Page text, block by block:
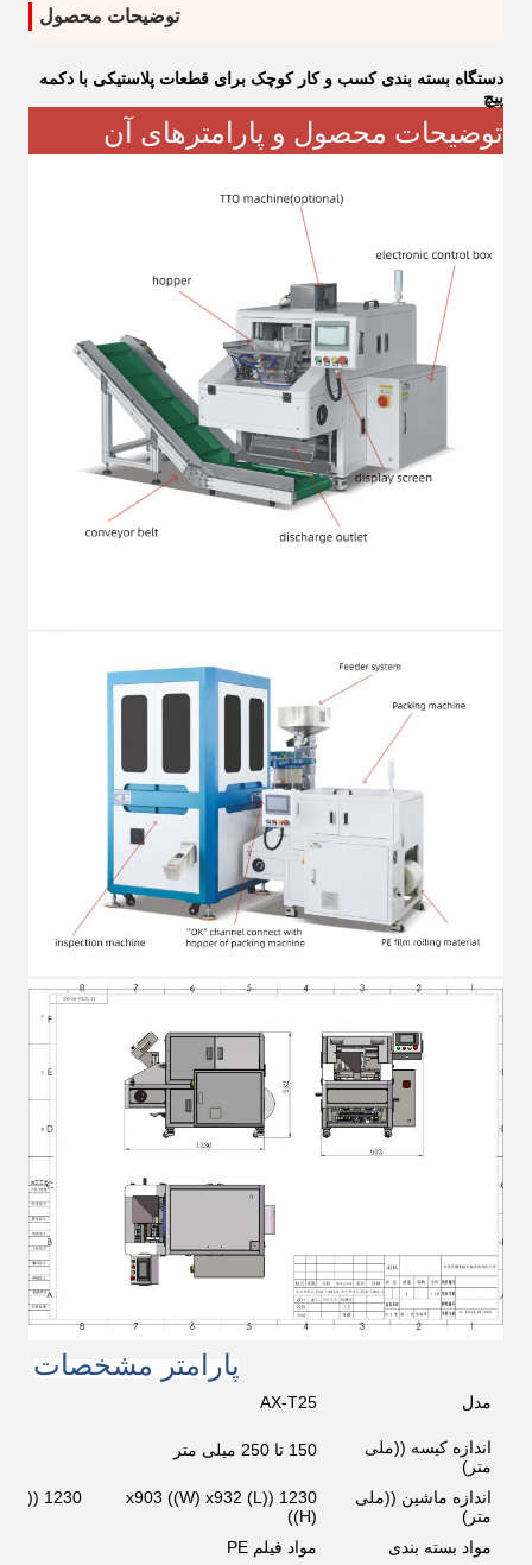
توضیحات محصول
دستگاه بسته بندی کسب و کار کوچک برای قطعات پلاستیکی با دکمه
پیچ
توضیحات محصول و پارامترهای آن
پارامتر مشخصات
مدل AX-T25
اندازه کیسه ((ملی
متر)
150 تا 250 میلی متر
اندازه ماشین ((ملی
متر)
1230 ((L) x903 ((W) x932
((H)
مواد بسته بندی مواد فیلم PE